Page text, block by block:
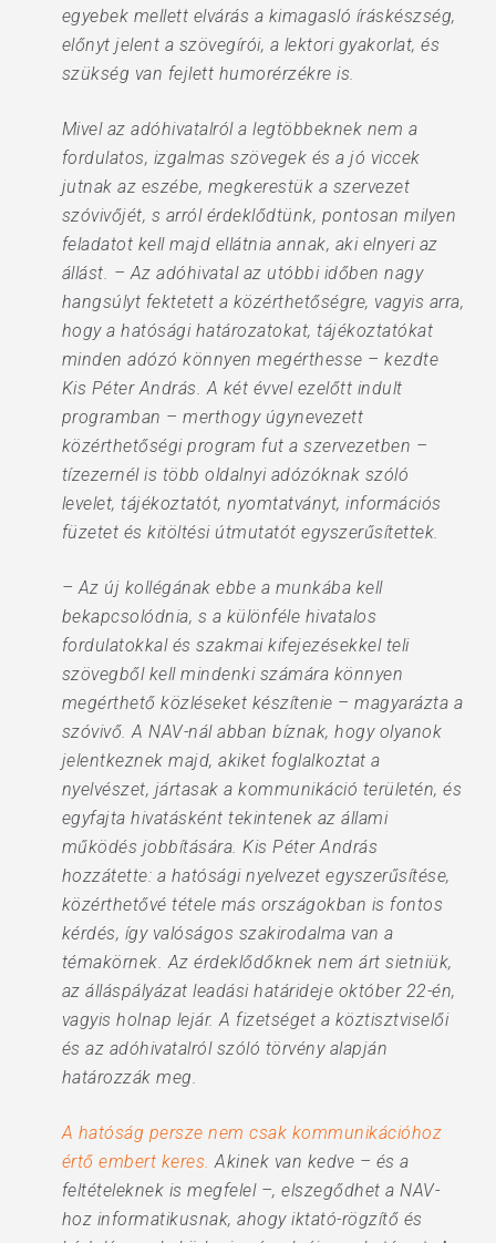
egyebek mellett elvárás a kimagasló íráskészség,
előnyt jelent a szövegírói, a lektori gyakorlat, és
szükség van fejlett humorérzékre is.
Mivel az adóhivatalról a legtöbbeknek nem a
fordulatos, izgalmas szövegek és a jó viccek
jutnak az eszébe, megkerestük a szervezet
szóvivőjét, s arról érdeklődtünk, pontosan milyen
feladatot kell majd ellátnia annak, aki elnyeri az
állást. – Az adóhivatal az utóbbi időben nagy
hangsúlyt fektetett a közérthetőségre, vagyis arra,
hogy a hatósági határozatokat, tájékoztatókat
minden adózó könnyen megérthesse – kezdte
Kis Péter András. A két évvel ezelőtt indult
programban – merthogy úgynevezett
közérthetőségi program fut a szervezetben –
tízezernél is több oldalnyi adózóknak szóló
levelet, tájékoztatót, nyomtatványt, információs
füzetet és kitöltési útmutatót egyszerűsítettek.
– Az új kollégának ebbe a munkába kell
bekapcsolódnia, s a különféle hivatalos
fordulatokkal és szakmai kifejezésekkel teli
szövegből kell mindenki számára könnyen
megérthető közléseket készítenie – magyarázta a
szóvivő. A NAV-nál abban bíznak, hogy olyanok
jelentkeznek majd, akiket foglalkoztat a
nyelvészet, jártasak a kommunikáció területén, és
egyfajta hivatásként tekintenek az állami
működés jobbítására. Kis Péter András
hozzátette: a hatósági nyelvezet egyszerűsítése,
közérthetővé tétele más országokban is fontos
kérdés, így valóságos szakirodalma van a
témakörnek. Az érdeklődőknek nem árt sietniük,
az álláspályázat leadási határideje október 22-én,
vagyis holnap lejár. A fizetséget a köztisztviselői
és az adóhivatalról szóló törvény alapján
határozzák meg.
A hatóság persze nem csak kommunikációhoz
értő embert keres. Akinek van kedve – és a
feltételeknek is megfelel –, elszegődhet a NAV-
hoz informatikusnak, ahogy iktató-rögzítő és